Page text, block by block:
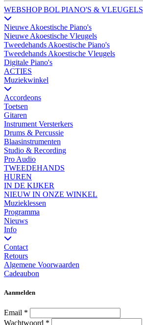
WEBSHOP BOL PIANO'S & VLEUGELS
Nieuwe Akoestische Piano's
Nieuwe Akoestische Vleugels
Tweedehands Akoestische Piano's
Tweedehands Akoestische Vleugels
Digitale Piano's
ACTIES
Muziekwinkel
Accordeons
Toetsen
Gitaren
Instrument Versterkers
Drums & Percussie
Blaasinstrumenten
Studio & Recording
Pro Audio
TWEEDEHANDS
HUREN
IN DE KIJKER
NIEUW IN ONZE WINKEL
Muzieklessen
Programma
Nieuws
Info
Contact
Retours
Algemene Voorwaarden
Cadeaubon
Aanmelden
Email *
Wachtwoord *